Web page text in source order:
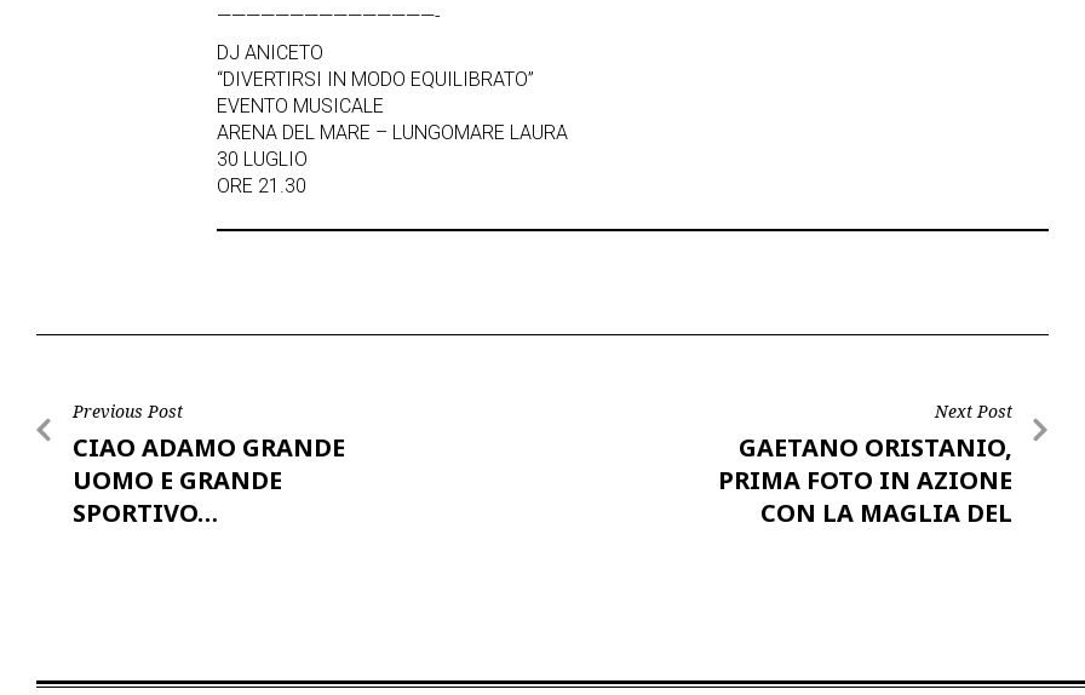
———————————————-
DJ ANICETO
“DIVERTIRSI IN MODO EQUILIBRATO”
EVENTO MUSICALE
ARENA DEL MARE – LUNGOMARE LAURA
30 LUGLIO
ORE 21.30
Post
navigation
Previous Post
CIAO ADAMO GRANDE
UOMO E GRANDE
SPORTIVO…
Next Post
GAETANO ORISTANIO,
PRIMA FOTO IN AZIONE
CON LA MAGLIA DEL